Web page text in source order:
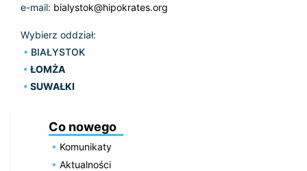
e-mail: bialystok@hipokrates.org
Wybierz oddział:
BIAŁYSTOK
ŁOMŻA
SUWAŁKI
Co nowego
Komunikaty
Aktualności